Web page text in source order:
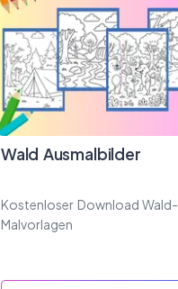
Wald Ausmalbilder
Kostenloser Download Wald-
Malvorlagen